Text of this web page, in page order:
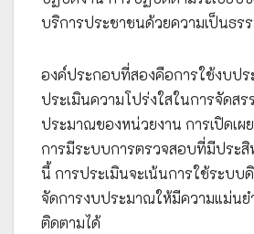
บริการประชาชนด้วยความเป็นธร
องค์ประกอบที่สองคือการใช้งบปร
ประเมินความโปร่งใสในการจัดสร
ประมาณของหน่วยงาน การเปิดเผ
การมีระบบการตรวจสอบที่มีประ
นี้ การประเมินจะเน้นการใช้ระบบ
จัดการงบประมาณให้มีความแม่นย
ติดตามได้